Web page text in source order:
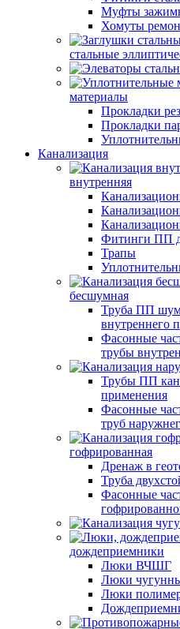
Муфты
Хомуты
стальные
материалы
Прокладки
Прокладки
Канализация
внутренняя
Фитинги ПП
Трапы
бесшумная
Труба ПП
внутреннего
Фасонные
трубы
Трубы ПП
применения
Фасонные
труб
гофрированная
Дренаж в
Труба
Фасонные
дождеприемники
Люки ВЧШГ
Люки
Люки